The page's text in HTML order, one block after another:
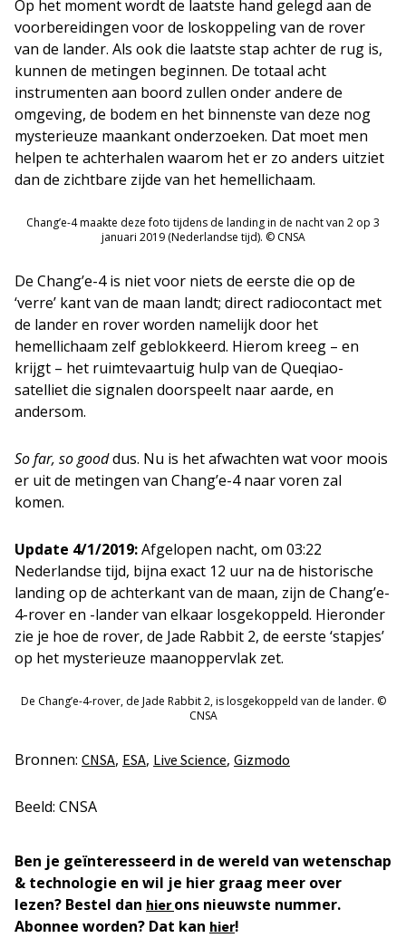
Op het moment wordt de laatste hand gelegd aan de
voorbereidingen voor de loskoppeling van de rover
van de lander. Als ook die laatste stap achter de rug is,
kunnen de metingen beginnen. De totaal acht
instrumenten aan boord zullen onder andere de
omgeving, de bodem en het binnenste van deze nog
mysterieuze maankant onderzoeken. Dat moet men
helpen te achterhalen waarom het er zo anders uitziet
dan de zichtbare zijde van het hemellichaam.
Chang’e-4 maakte deze foto tijdens de landing in de nacht van 2 op 3
januari 2019 (Nederlandse tijd). © CNSA
De Chang’e-4 is niet voor niets de eerste die op de
‘verre’ kant van de maan landt; direct radiocontact met
de lander en rover worden namelijk door het
hemellichaam zelf geblokkeerd. Hierom kreeg – en
krijgt – het ruimtevaartuig hulp van de Queqiao-
satelliet die signalen doorspeelt naar aarde, en
andersom.
So far, so gooddus. Nu is het afwachten wat voor moois
er uit de metingen van Chang’e-4 naar voren zal
komen.
Update 4/1/2019:Afgelopen nacht, om 03:22
Nederlandse tijd, bijna exact 12 uur na de historische
landing op de achterkant van de maan, zijn de Chang’e-
4-rover en -lander van elkaar losgekoppeld. Hieronder
zie je hoe de rover, de Jade Rabbit 2, de eerste ‘stapjes’
op het mysterieuze maanoppervlak zet.
De Chang’e-4-rover, de Jade Rabbit 2, is losgekoppeld van de lander. ©
CNSA
Bronnen: CNSA, ESA, Live Science, Gizmodo
Beeld: CNSA
Ben je geïnteresseerd in de wereld van wetenschap
& technologie en wil je hier graag meer over
lezen? Bestel dan hierons nieuwste nummer.
Abonnee worden? Dat kan hier!